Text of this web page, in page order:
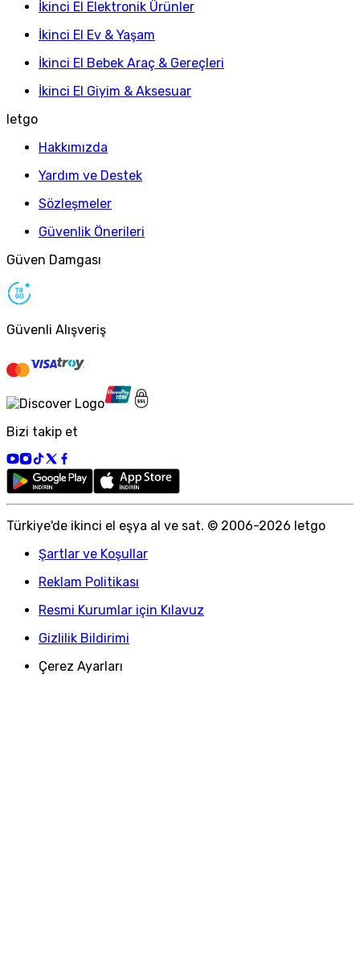
İkinci El Elektronik Ürünler
İkinci El Ev & Yaşam
İkinci El Bebek Araç & Gereçleri
İkinci El Giyim & Aksesuar
letgo
Hakkımızda
Yardım ve Destek
Sözleşmeler
Güvenlik Önerileri
Güven Damgası
Güvenli Alışveriş
Bizi takip et
Türkiye'de ikinci el eşya al ve sat. © 2006-2026 letgo
Şartlar ve Koşullar
Reklam Politikası
Resmi Kurumlar için Kılavuz
Gizlilik Bildirimi
Çerez Ayarları